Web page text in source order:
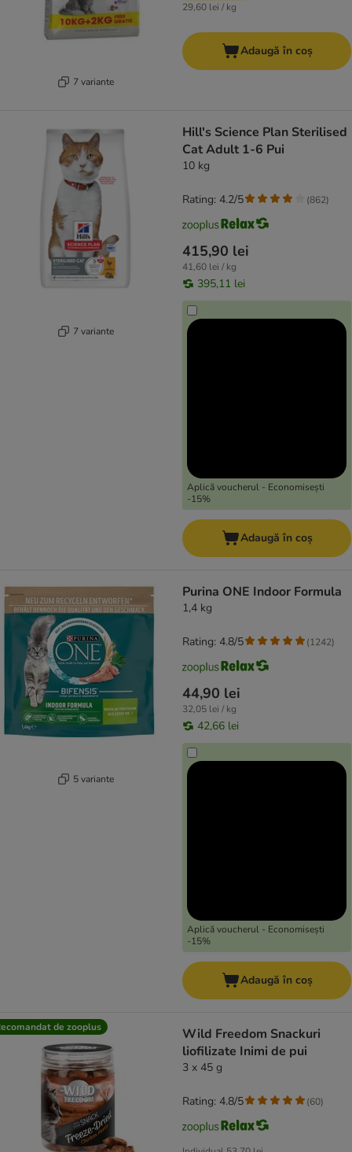
7 variante
29,60 lei / kg
Adaugă în coș
7 variante
Hill's Science Plan Sterilised
Cat Adult 1-6 Pui
10 kg
415,90 lei
41,60 lei / kg
395,11 lei
Aplică voucherul - Economisești
-15%
Rating: 4.2/5 (862)
Adaugă în coș
5 variante
Purina ONE Indoor Formula
1,4 kg
44,90 lei
32,05 lei / kg
42,66 lei
Aplică voucherul - Economisești
-15%
Rating: 4.8/5 (1242)
Adaugă în coș
de zooplus
Wild Freedom Snackuri
liofilizate Inimi de pui
3 x 45 g
Rating: 4.8/5 (60)